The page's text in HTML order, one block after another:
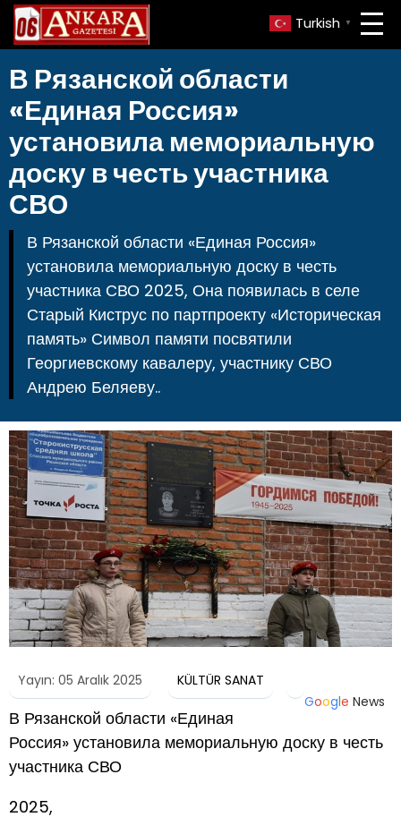
Turkish ▼
В Рязанской области
«Единая Россия»
установила мемориальную
доску в честь участника
СВО
В Рязанской области «Единая Россия»
установила мемориальную доску в честь
участника СВО 2025, Она появилась в селе
Старый Киструс по партпроекту «Историческая
память» Символ памяти посвятили
Георгиевскому кавалеру, участнику СВО
Андрею Беляеву..
Yayın: 05 Aralık 2025
KÜLTÜR SANAT
Google News
В Рязанской области «Единая
Россия» установила мемориальную доску в честь
участника СВО
2025,